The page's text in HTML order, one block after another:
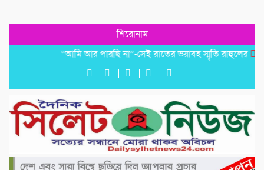
শিরোনাম
“আমি আর পারছি না”-সেই রাতের ভয়াবহ স্মৃতি রাহুলের